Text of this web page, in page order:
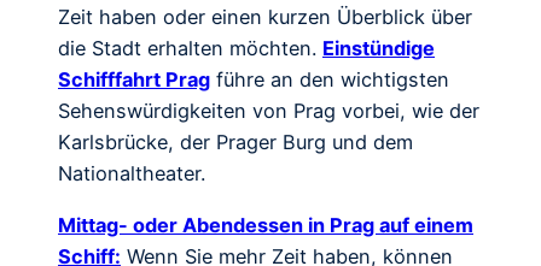
Zeit haben oder einen kurzen Überblick über
die Stadt erhalten möchten. Einstündige
Schifffahrt Prag führe an den wichtigsten
Sehenswürdigkeiten von Prag vorbei, wie der
Karlsbrücke, der Prager Burg und dem
Nationaltheater.
Mittag- oder Abendessen in Prag auf einem
Schiff: Wenn Sie mehr Zeit haben, können